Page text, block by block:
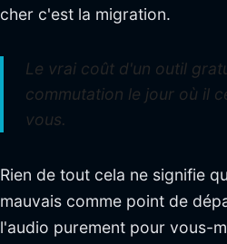
cher c'est la migration.
Le vrai coût d'un outil
commutation le jour où il
vous.
Rien de tout cela ne signifie
mauvais comme point de
l'audio purement pour vous-